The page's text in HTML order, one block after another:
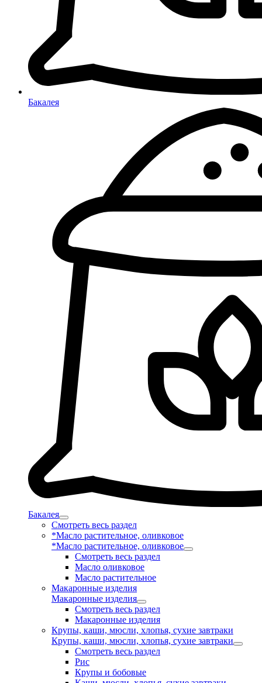
Бакалея
Бакалея
Смотреть весь раздел
*Масло растительное, оливковое
*Масло растительное, оливковое
Смотреть весь раздел
Масло оливковое
Масло растительное
Макаронные изделия
Макаронные изделия
Смотреть весь раздел
Макаронные изделия
Крупы, каши, мюсли, хлопья, сухие завтраки
Крупы, каши, мюсли, хлопья, сухие завтраки
Смотреть весь раздел
Рис
Крупы и бобовые